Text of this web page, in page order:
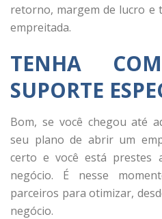
retorno, margem de lucro e
empreitada.
TENHA
SUPORTE
Bom, se você chegou até
seu plano de abrir um
certo e você está
negócio. É nesse
parceiros para otimizar,
negócio.